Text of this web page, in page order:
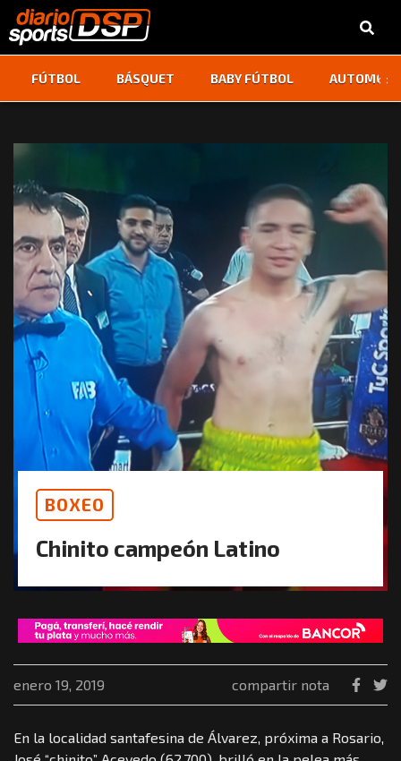
FÚTBOL BÁSQUET BABY FÚTBOL ‹ ›
BOXEO
Chinito campeón Latino
enero 19, 2019 compartir nota
En la localidad santafesina de Álvarez, próxima a Rosario,